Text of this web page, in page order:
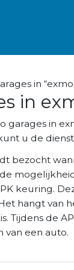
in
in
garages in
u de
bezocht
keuring.
hangt van
Tijdens de
van een auto.